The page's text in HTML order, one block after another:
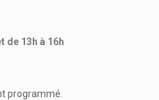
de 13h à 16h
programmé.